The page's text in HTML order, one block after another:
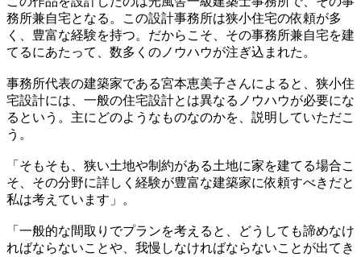
務所兼自宅となる。この設計事務所は狭小住宅の依頼が多
く、豊富な経験を持つ。だからこそ、その事務所兼自宅を建
てるにあたって、数多くのノウハウが注ぎ込まれた。
事務所代表の建築家である宮本恵美子さんによると、狭小住
宅設計には、一般の住宅設計とは異なるノウハウが必要にな
るという。主にどのようなものなのかを、説明していただこ
う。
「そもそも、狭い土地や制約がある土地に家を建てる場合こ
そ、その分野に詳しく経験が豊富な建築家に依頼すべきだと
私は考えています」。
「一般的な間取りでプランを考えると、どうしても諦めなけ
ればならないことや、我慢しなければならないことが出てき